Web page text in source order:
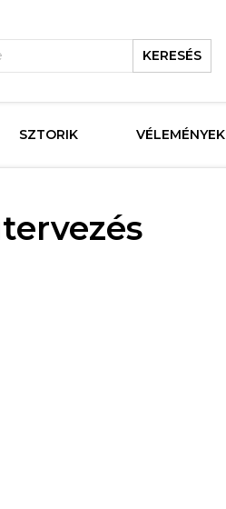
KERESÉS
SZTORIK VÉLEMÉNYEK